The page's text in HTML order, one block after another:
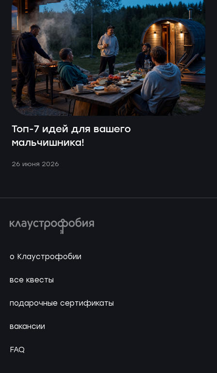
Топ-7 идей для вашего
мальчишника!
26 июня 2026
о Клаустрофобии
все квесты
подарочные сертификаты
вакансии
FAQ